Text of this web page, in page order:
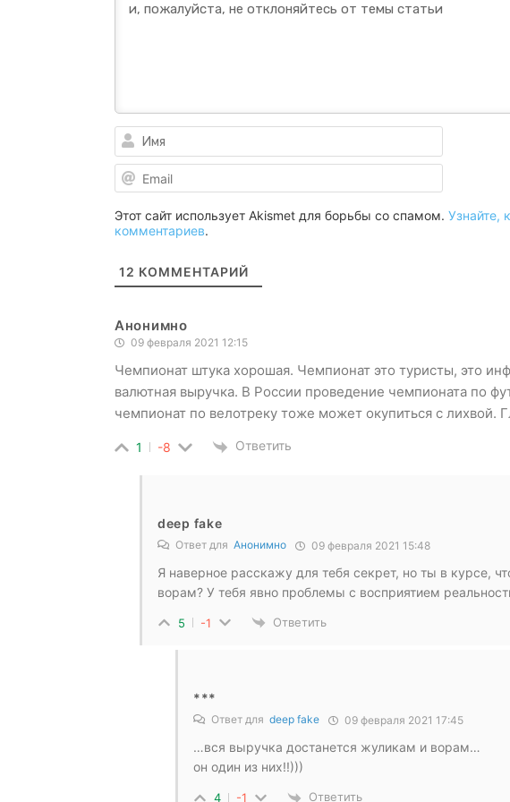
Этот сайт использует Akismet для борьбы со спамом. Узнайте,
комментариев.
12 КОММЕНТАРИЙ
Анонимно
09 февраля 2021 12:15
Чемпионат штука хорошая. Чемпионат это туристы, это
валютная выручка. В России проведение чемпионата по
чемпионат по велотреку тоже может окупиться с лихвой.
1 -8 Ответить
deep fake
Ответ для Анонимно 09 февраля 2021 15:48
Я наверное расскажу для тебя секрет, но ты в курсе,
ворам? У тебя явно проблемы с восприятием
5 -1 Ответить
***
Ответ для deep fake 09 февраля 2021 17:45
…вся выручка достанется жуликам и ворам…
он один из них!!)))
4 -1 Ответить